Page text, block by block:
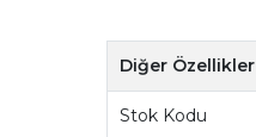
Diğer Özellikler
Stok Kodu